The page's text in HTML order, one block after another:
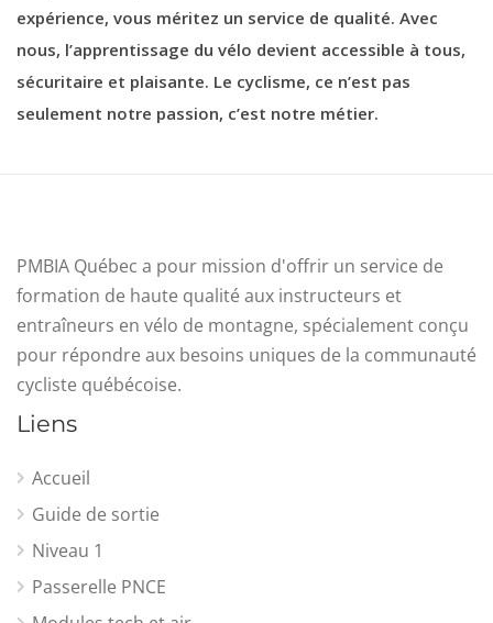
expérience, vous méritez un service de qualité. Avec
nous, l’apprentissage du vélo devient accessible à tous,
sécuritaire et plaisante. Le cyclisme, ce n’est pas
seulement notre passion, c’est notre métier.
PMBIA Québec a pour mission d'offrir un service de
formation de haute qualité aux instructeurs et
entraîneurs en vélo de montagne, spécialement conçu
pour répondre aux besoins uniques de la communauté
cycliste québécoise.
Liens
Accueil
Guide de sortie
Niveau 1
Passerelle PNCE